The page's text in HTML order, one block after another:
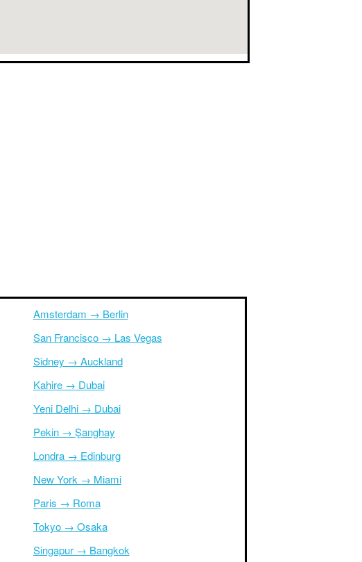
Amsterdam → Berlin
San Francisco → Las Vegas
Sidney → Auckland
Kahire → Dubai
Yeni Delhi → Dubai
Pekin → Şanghay
Londra → Edinburg
New York → Miami
Paris → Roma
Tokyo → Osaka
Singapur → Bangkok